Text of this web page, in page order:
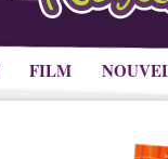
FILM